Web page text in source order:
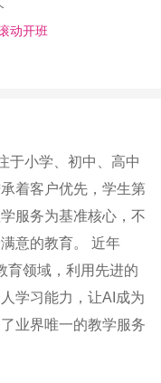
动开班
小学、初中、高中
着客户优先，学生第
服务为基准核心，不
意的教育。 近年
育领域，利用先进的
学习能力，让AI成为
业界唯一的教学服务